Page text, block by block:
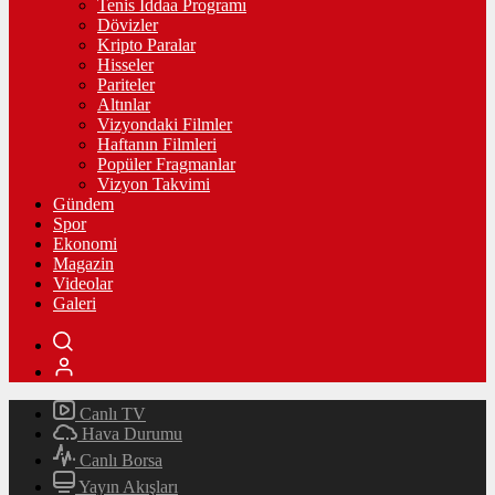
Tenis İddaa Programı
Dövizler
Kripto Paralar
Hisseler
Pariteler
Altınlar
Vizyondaki Filmler
Haftanın Filmleri
Popüler Fragmanlar
Vizyon Takvimi
Gündem
Spor
Ekonomi
Magazin
Videolar
Galeri
Canlı TV
Hava Durumu
Canlı Borsa
Yayın Akışları